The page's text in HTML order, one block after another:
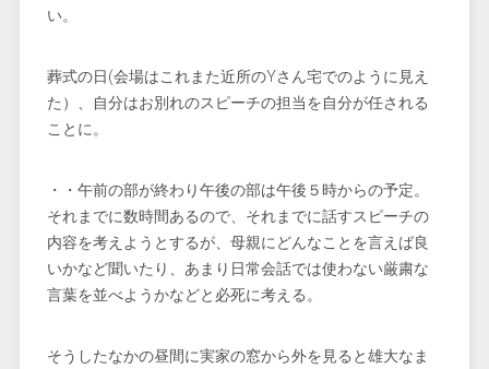
い。
葬式の日(会場はこれまた近所のYさん宅でのように見え
た）、自分はお別れのスピーチの担当を自分が任される
ことに。
・・午前の部が終わり午後の部は午後５時からの予定。
それまでに数時間あるので、それまでに話すスピーチの
内容を考えようとするが、母親にどんなことを言えば良
いかなど聞いたり、あまり日常会話では使わない厳粛な
言葉を並べようかなどと必死に考える。
そうしたなかの昼間に実家の窓から外を見ると雄大なま